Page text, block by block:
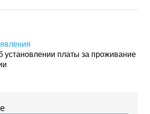
платы за проживание